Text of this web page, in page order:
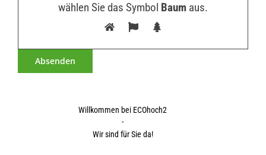
wählen Sie das Symbol Baum aus.
Willkommen bei ECOhoch2
-
Wir sind für Sie da!